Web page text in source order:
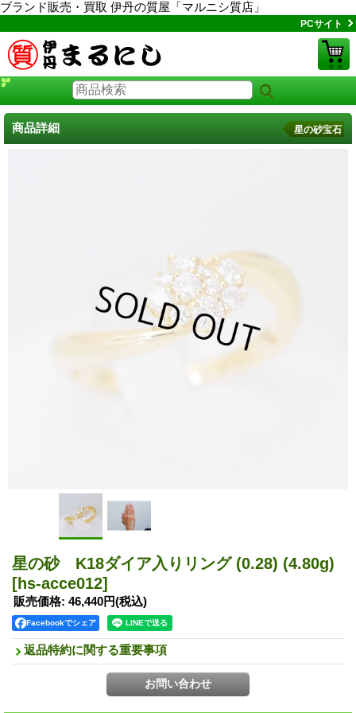
ブランド販売・買取 伊丹の質屋「マルニシ質店」
PCサイト
商品詳細 星の砂宝石
星の砂 K18ダイア入りリング (0.28) (4.80g)
[hs-acce012]
販売価格: 46,440円(税込)
Facebookでシェア
返品特約に関する重要事項